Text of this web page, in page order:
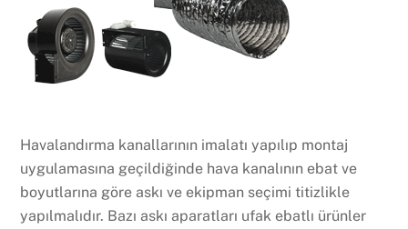
Havalandırma kanallarının imalatı yapılıp montaj
uygulamasına geçildiğinde hava kanalının ebat ve
boyutlarına göre askı ve ekipman seçimi titizlikle
yapılmalıdır. Bazı askı aparatları ufak ebatlı ürünler